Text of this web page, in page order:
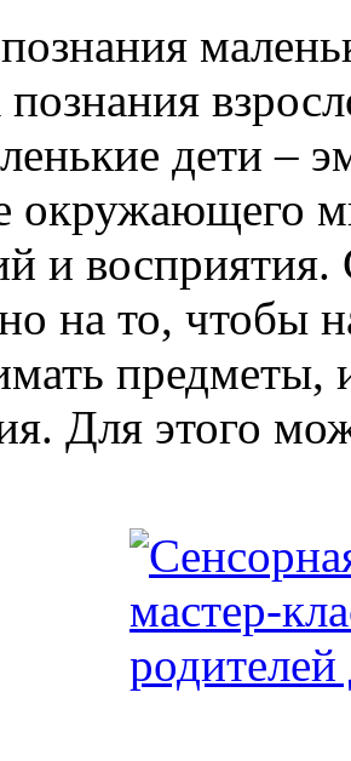
познания
дети –
окружающего
и восприятия.
на то, чтобы
предметы,
Для этого